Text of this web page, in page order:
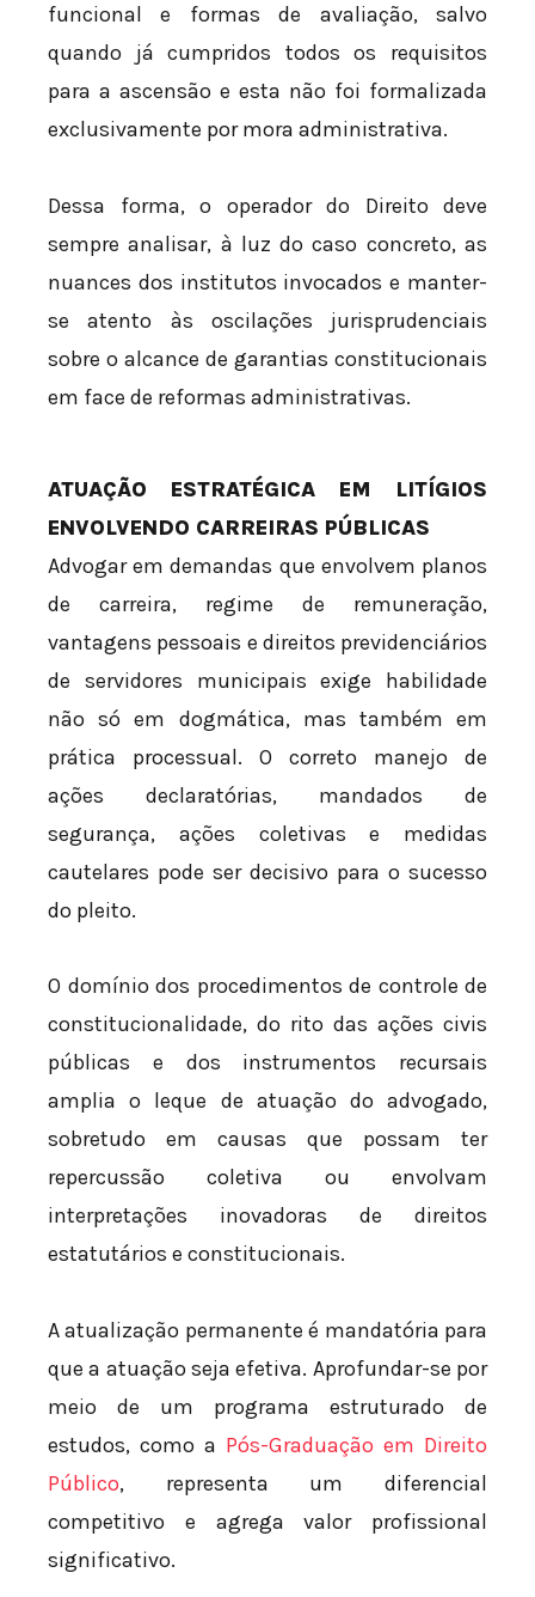
funcional e formas de avaliação, salvo
quando já cumpridos todos os requisitos
para a ascensão e esta não foi formalizada
exclusivamente por mora administrativa.
Dessa forma, o operador do Direito deve
sempre analisar, à luz do caso concreto, as
nuances dos institutos invocados e manter-
se atento às oscilações jurisprudenciais
sobre o alcance de garantias constitucionais
em face de reformas administrativas.
ATUAÇÃO ESTRATÉGICA EM LITÍGIOS
ENVOLVENDO CARREIRAS PÚBLICAS
Advogar em demandas que envolvem planos
de carreira, regime de remuneração,
vantagens pessoais e direitos previdenciários
de servidores municipais exige habilidade
não só em dogmática, mas também em
prática processual. O correto manejo de
ações declaratórias, mandados de
segurança, ações coletivas e medidas
cautelares pode ser decisivo para o sucesso
do pleito.
O domínio dos procedimentos de controle de
constitucionalidade, do rito das ações civis
públicas e dos instrumentos recursais
amplia o leque de atuação do advogado,
sobretudo em causas que possam ter
repercussão coletiva ou envolvam
interpretações inovadoras de direitos
estatutários e constitucionais.
A atualização permanente é mandatória para
que a atuação seja efetiva. Aprofundar-se por
meio de um programa estruturado de
estudos, como a Pós-Graduação em Direito
Público, representa um diferencial
competitivo e agrega valor profissional
significativo.